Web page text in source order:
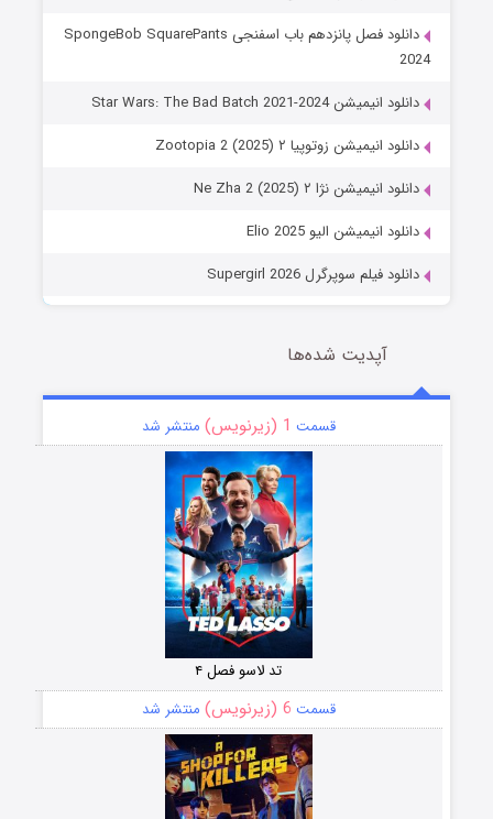
دانلود فصل پانزدهم باب اسفنجی SpongeBob SquarePants
2024
دانلود انیمیشن Star Wars: The Bad Batch 2021-2024
دانلود انیمیشن زوتوپیا ۲ Zootopia 2 (2025)
دانلود انیمیشن نژا ۲ Ne Zha 2 (2025)
دانلود انیمیشن الیو Elio 2025
دانلود فیلم سوپرگرل Supergirl 2026
آپدیت شده‌ها
قسمت 1 (زیرنویس) منتشر شد
تد لاسو فصل ۴
قسمت 6 (زیرنویس) منتشر شد